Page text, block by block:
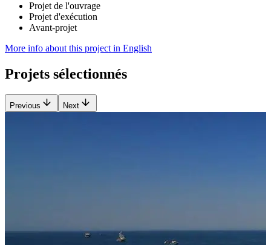
Projet de l'ouvrage
Projet d'exécution
Avant-projet
More info about this project in English
Projets sélectionnés
Previous Next